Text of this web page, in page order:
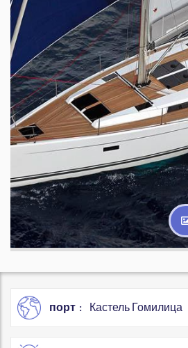
порт Кастель Гомилица